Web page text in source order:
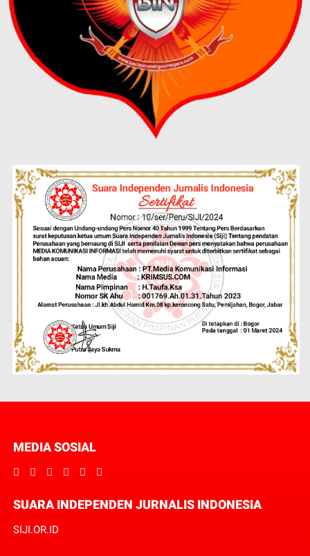
MEDIA SOSIAL
SUARA INDEPENDEN JURNALIS INDONESIA
SIJI.OR.ID